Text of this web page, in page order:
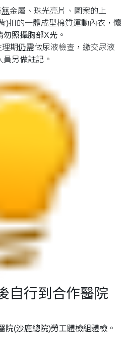
無金屬、珠光亮片、圖案的上
)扣的一體成型棉質運動內衣， 懷
勿照攝胸部X光 。
期仍需做尿液檢查，繳交尿液
另做註記。
自行到合作醫院
院(沙鹿總院)勞工體檢組體檢 。